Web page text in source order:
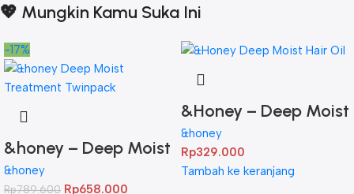
💖 Mungkin Kamu Suka Ini
-17%
&honey – Deep Moist
Treatment 445 g
&honey
Rp789.600 Rp658.000
&Honey – Deep Moist
Hair Oil 3.0 100ml
&honey
Rp329.000
Tambah ke keranjang